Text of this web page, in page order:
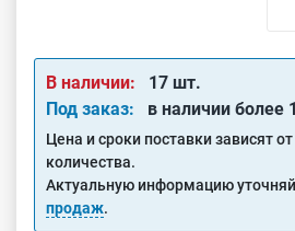
В наличии:
17 шт.
Под заказ:
в наличии более
Цена и сроки поставки зависят
количества.
Актуальную информацию
продаж.